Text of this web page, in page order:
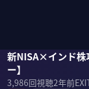
新NISA×インド株
ー】
3,986回視聴2年前
サチン・チョード